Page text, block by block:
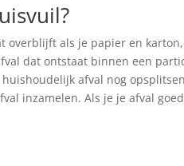
overblijft als je papier en
dat ontstaat binnen een
afval nog
inzamelen. Als je je afval